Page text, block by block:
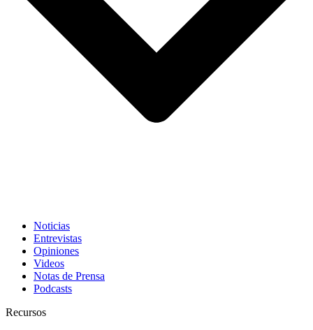
Noticias
Entrevistas
Opiniones
Videos
Notas de Prensa
Podcasts
Recursos